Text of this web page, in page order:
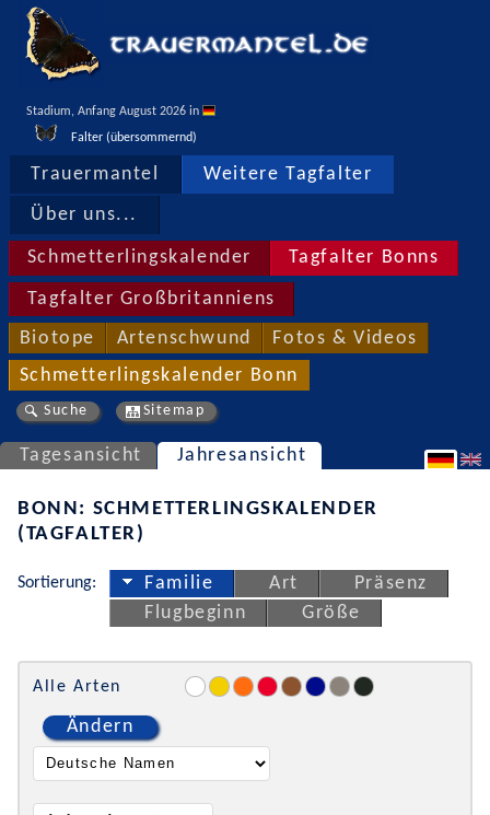
Stadium, Anfang August 2026 in
Falter (übersommernd)
Trauermantel Weitere Tagfalter
Über uns...
Schmetterlingskalender Tagfalter Bonns
Tagfalter Großbritanniens
Biotope Artenschwund Fotos & Videos
Schmetterlingskalender Bonn
Suche Sitemap
Tagesansicht Jahresansicht
BONN: SCHMETTERLINGSKALENDER
(TAGFALTER)
Sortierung: Familie Art
Präsenz
Flugbeginn
Größe
Alle Arten
Ändern